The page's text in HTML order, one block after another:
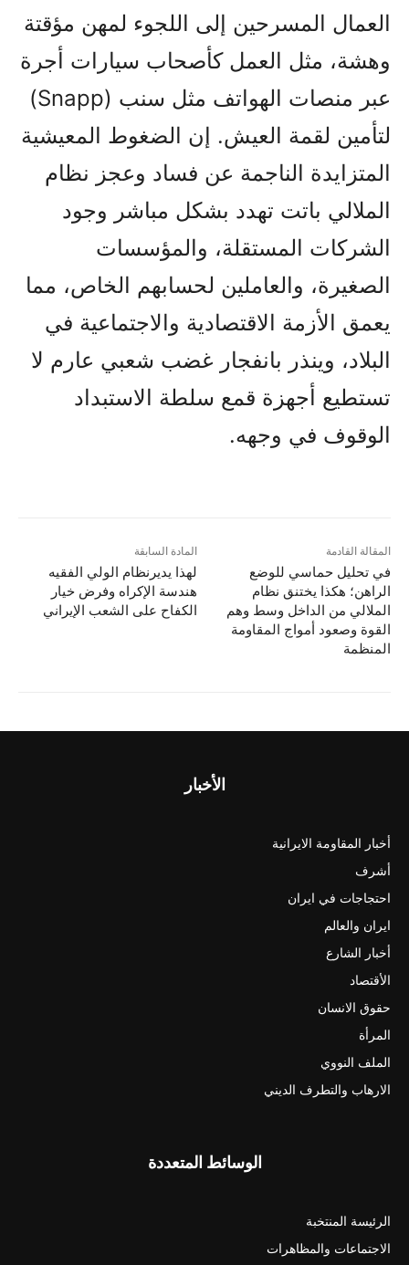
العمال المسرحين إلى اللجوء لمهن مؤقتة
وهشة، مثل العمل كأصحاب سيارات أجرة
عبر منصات الهواتف مثل سنب (Snapp)
لتأمين لقمة العيش. إن الضغوط المعيشية
المتزايدة الناجمة عن فساد وعجز نظام
الملالي باتت تهدد بشكل مباشر وجود
الشركات المستقلة، والمؤسسات
الصغيرة، والعاملين لحسابهم الخاص، مما
يعمق الأزمة الاقتصادية والاجتماعية في
البلاد، وينذر بانفجار غضب شعبي عارم لا
تستطيع أجهزة قمع سلطة الاستبداد
الوقوف في وجهه.
المادة السابقة
لهذا یدیرنظام الولي الفقیه
هندسة الإكراه وفرض خيار
الكفاح على الشعب الإيراني
المقالة القادمة
في تحليل حماسي للوضع
الراهن؛ هکذا يختنق نظام
الملالي من الداخل وسط وهم
القوة وصعود أمواج المقاومة
المنظمة
الأخبار
أخبار المقاومة الايرانية
أشرف
احتجاجات في ايران
ايران والعالم
أخبار الشارع
الأقتصاد
حقوق الانسان
المرأة
الملف النووي
الارهاب والتطرف الديني
الوسائط المتعددة
الرئيسة المنتخبة
الاجتماعات والمظاهرات